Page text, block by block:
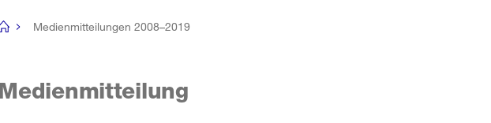
Medienmitteilungen 2008–2019